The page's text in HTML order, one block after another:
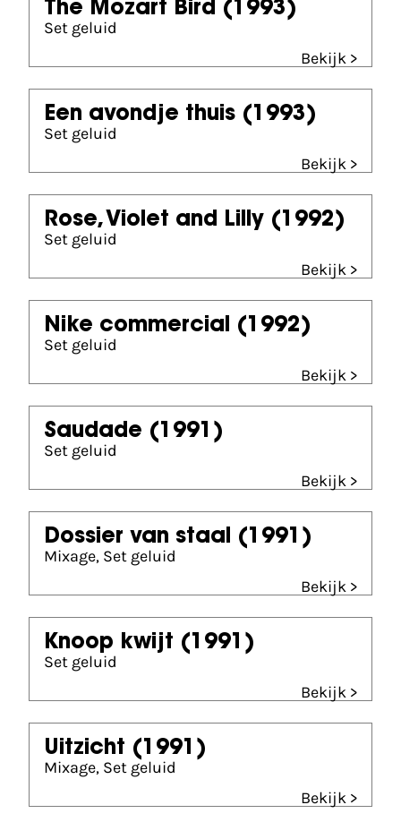
The Mozart Bird (1993)
Set geluid
Bekijk >
Een avondje thuis (1993)
Set geluid
Bekijk >
Rose, Violet and Lilly (1992)
Set geluid
Bekijk >
Nike commercial (1992)
Set geluid
Bekijk >
Saudade (1991)
Set geluid
Bekijk >
Dossier van staal (1991)
Mixage, Set geluid
Bekijk >
Knoop kwijt (1991)
Set geluid
Bekijk >
Uitzicht (1991)
Mixage, Set geluid
Bekijk >